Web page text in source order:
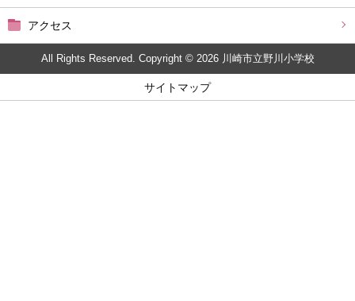
アクセス
All Rights Reserved. Copyright © 2026 川崎市立野川小学校
サイトマップ